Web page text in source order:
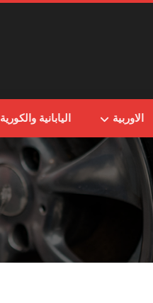
الاوربية اليابانية والكورية